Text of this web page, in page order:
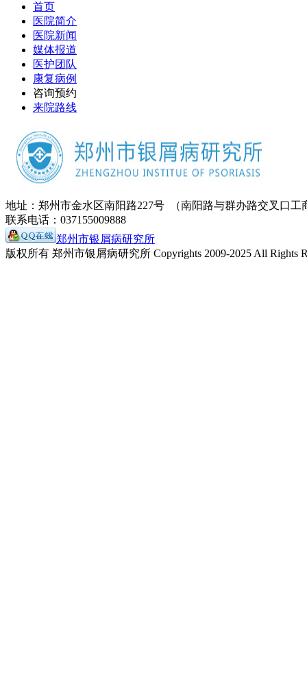
首页
医院简介
医院新闻
媒体报道
医护团队
康复病例
咨询预约
来院路线
地址：郑州市金水区南阳路227号 （南阳路与群办路交叉口工
联系电话：037155009888
郑州市银屑病研究所
版权所有 郑州市银屑病研究所 Copyrights 2009-2025 All Rights